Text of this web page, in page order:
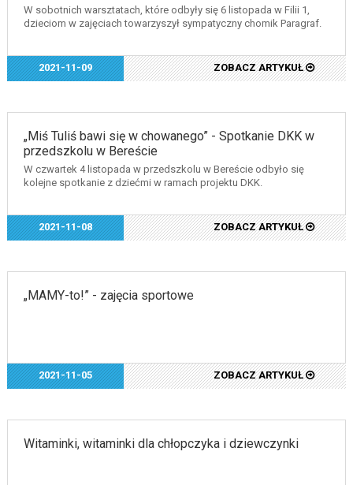
W sobotnich warsztatach, które odbyły się 6 listopada w Filii 1,
dzieciom w zajęciach towarzyszył sympatyczny chomik Paragraf.
2021-11-09 ZOBACZ ARTYKUŁ
„Miś Tuliś bawi się w chowanego” - Spotkanie DKK w
przedszkolu w Bereście
W czwartek 4 listopada w przedszkolu w Bereście odbyło się
kolejne spotkanie z dziećmi w ramach projektu DKK.
2021-11-08 ZOBACZ ARTYKUŁ
„MAMY-to!” - zajęcia sportowe
2021-11-05 ZOBACZ ARTYKUŁ
Witaminki, witaminki dla chłopczyka i dziewczynki